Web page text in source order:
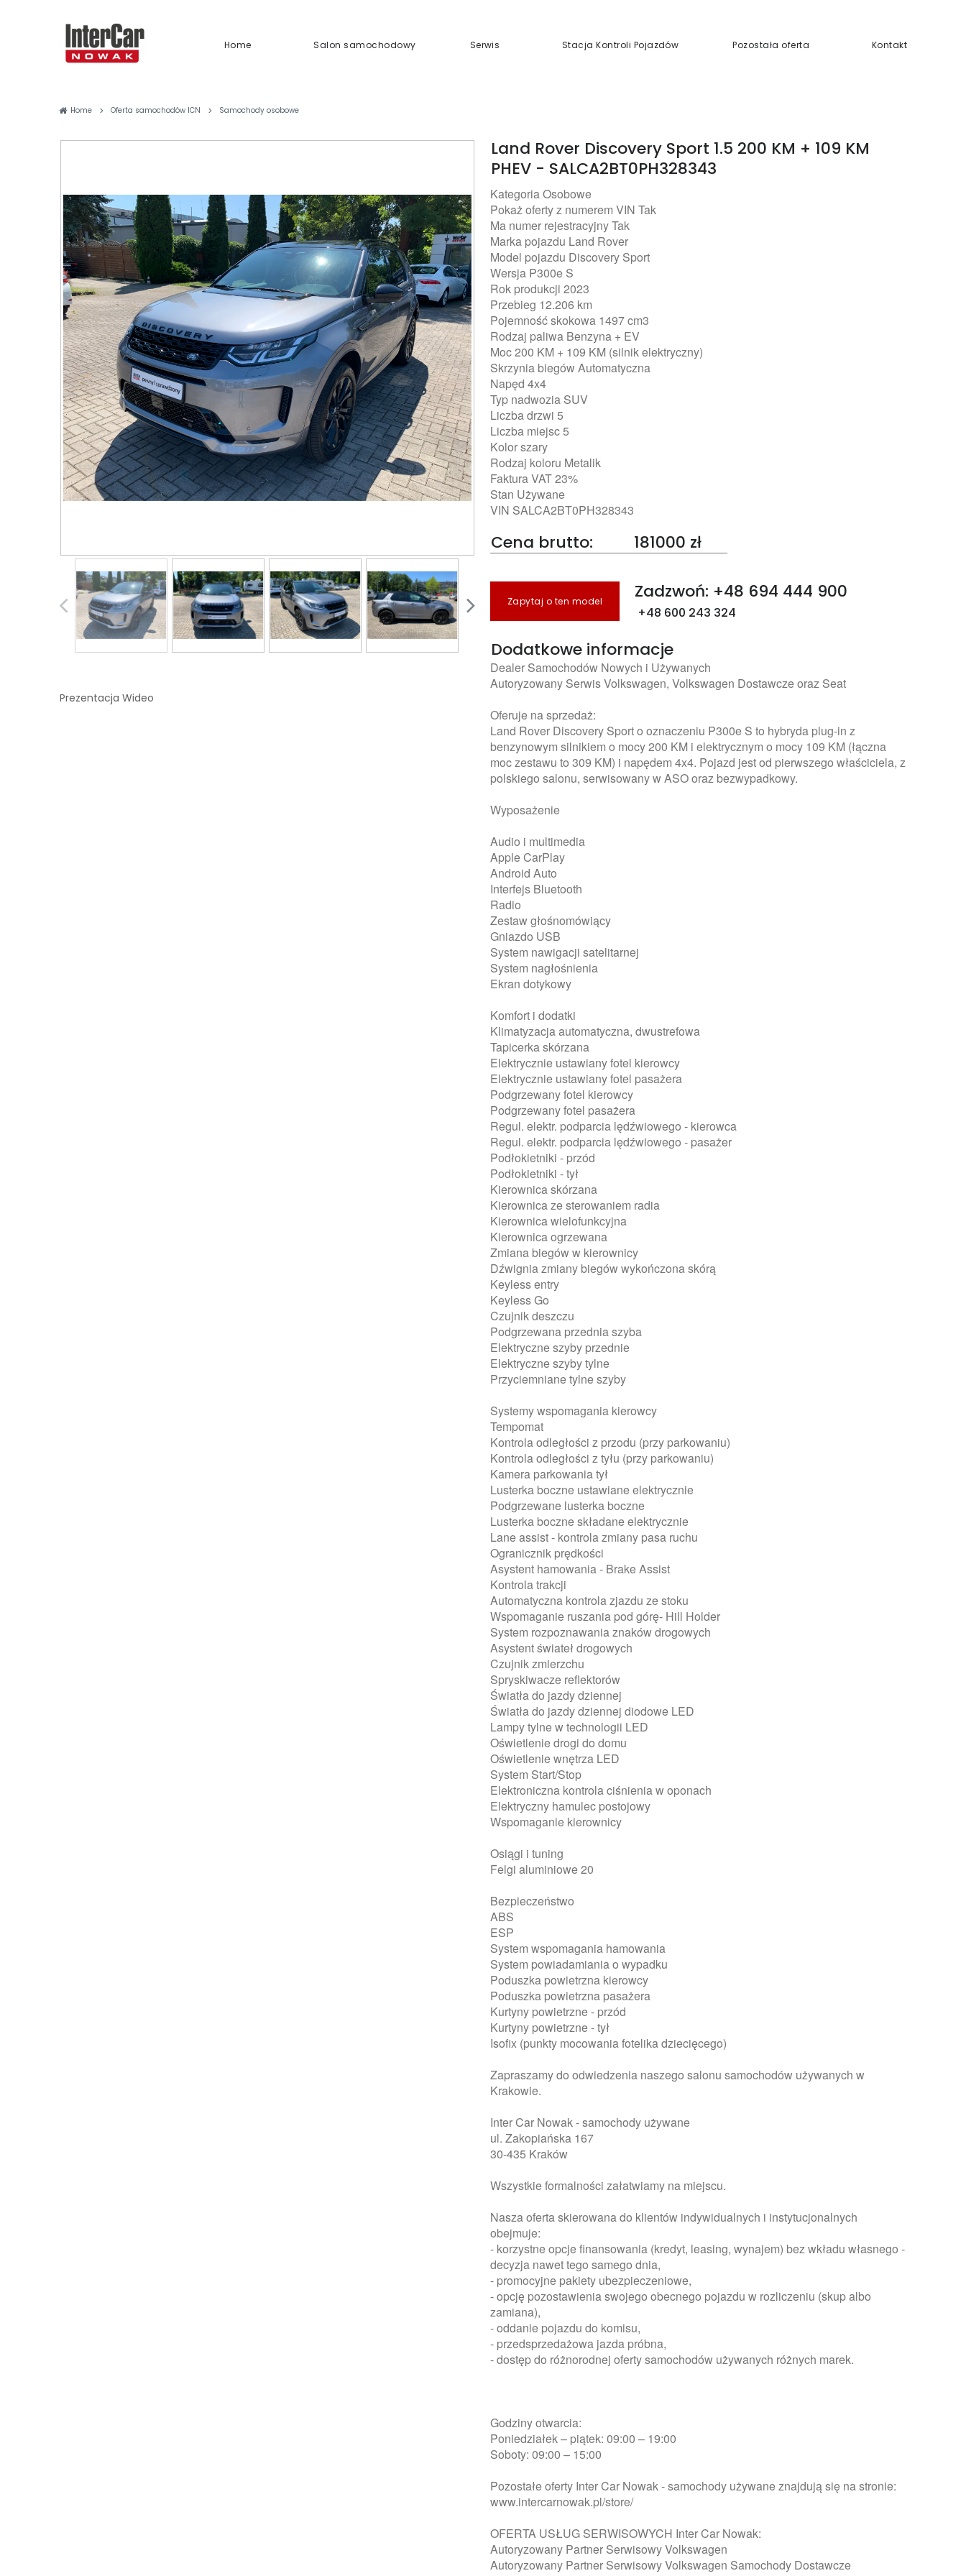
Home Salon samochodowy Serwis Stacja Kontroli Pojazdów Pozostała oferta Kontakt
Home > Oferta samochodów ICN > Samochody osobowe
Prezentacja Wideo
Land Rover Discovery Sport 1.5 200 KM + 109 KM
PHEV - SALCA2BT0PH328343
Kategoria Osobowe
Pokaż oferty z numerem VIN Tak
Ma numer rejestracyjny Tak
Marka pojazdu Land Rover
Model pojazdu Discovery Sport
Wersja P300e S
Rok produkcji 2023
Przebieg 12.206 km
Pojemność skokowa 1497 cm3
Rodzaj paliwa Benzyna + EV
Moc 200 KM + 109 KM (silnik elektryczny)
Skrzynia biegów Automatyczna
Napęd 4x4
Typ nadwozia SUV
Liczba drzwi 5
Liczba miejsc 5
Kolor szary
Rodzaj koloru Metalik
Faktura VAT 23%
Stan Używane
VIN SALCA2BT0PH328343
Cena brutto: 181000 zł
Zapytaj o ten model Zadzwoń: +48 694 444 900
+48 600 243 324
Dodatkowe informacje
Dealer Samochodów Nowych i Używanych
Autoryzowany Serwis Volkswagen, Volkswagen Dostawcze oraz Seat
Oferuje na sprzedaż:
Land Rover Discovery Sport o oznaczeniu P300e S to hybryda plug-in z
benzynowym silnikiem o mocy 200 KM i elektrycznym o mocy 109 KM (łączna
moc zestawu to 309 KM) i napędem 4x4. Pojazd jest od pierwszego właściciela, z
polskiego salonu, serwisowany w ASO oraz bezwypadkowy.
Wyposażenie
Audio i multimedia
Apple CarPlay
Android Auto
Interfejs Bluetooth
Radio
Zestaw głośnomówiący
Gniazdo USB
System nawigacji satelitarnej
System nagłośnienia
Ekran dotykowy
Komfort i dodatki
Klimatyzacja automatyczna, dwustrefowa
Tapicerka skórzana
Elektrycznie ustawiany fotel kierowcy
Elektrycznie ustawiany fotel pasażera
Podgrzewany fotel kierowcy
Podgrzewany fotel pasażera
Regul. elektr. podparcia lędźwiowego - kierowca
Regul. elektr. podparcia lędźwiowego - pasażer
Podłokietniki - przód
Podłokietniki - tył
Kierownica skórzana
Kierownica ze sterowaniem radia
Kierownica wielofunkcyjna
Kierownica ogrzewana
Zmiana biegów w kierownicy
Dźwignia zmiany biegów wykończona skórą
Keyless entry
Keyless Go
Czujnik deszczu
Podgrzewana przednia szyba
Elektryczne szyby przednie
Elektryczne szyby tylne
Przyciemniane tylne szyby
Systemy wspomagania kierowcy
Tempomat
Kontrola odległości z przodu (przy parkowaniu)
Kontrola odległości z tyłu (przy parkowaniu)
Kamera parkowania tył
Lusterka boczne ustawiane elektrycznie
Podgrzewane lusterka boczne
Lusterka boczne składane elektrycznie
Lane assist - kontrola zmiany pasa ruchu
Ogranicznik prędkości
Asystent hamowania - Brake Assist
Kontrola trakcji
Automatyczna kontrola zjazdu ze stoku
Wspomaganie ruszania pod górę- Hill Holder
System rozpoznawania znaków drogowych
Asystent świateł drogowych
Czujnik zmierzchu
Spryskiwacze reflektorów
Światła do jazdy dziennej
Światła do jazdy dziennej diodowe LED
Lampy tylne w technologii LED
Oświetlenie drogi do domu
Oświetlenie wnętrza LED
System Start/Stop
Elektroniczna kontrola ciśnienia w oponach
Elektryczny hamulec postojowy
Wspomaganie kierownicy
Osiągi i tuning
Felgi aluminiowe 20
Bezpieczeństwo
ABS
ESP
System wspomagania hamowania
System powiadamiania o wypadku
Poduszka powietrzna kierowcy
Poduszka powietrzna pasażera
Kurtyny powietrzne - przód
Kurtyny powietrzne - tył
Isofix (punkty mocowania fotelika dziecięcego)
Zapraszamy do odwiedzenia naszego salonu samochodów używanych w
Krakowie.
Inter Car Nowak - samochody używane
ul. Zakopiańska 167
30-435 Kraków
Wszystkie formalności załatwiamy na miejscu.
Nasza oferta skierowana do klientów indywidualnych i instytucjonalnych
obejmuje:
- korzystne opcje finansowania (kredyt, leasing, wynajem) bez wkładu własnego -
decyzja nawet tego samego dnia,
- promocyjne pakiety ubezpieczeniowe,
- opcję pozostawienia swojego obecnego pojazdu w rozliczeniu (skup albo
zamiana),
- oddanie pojazdu do komisu,
- przedsprzedażowa jazda próbna,
- dostęp do różnorodnej oferty samochodów używanych różnych marek.
Godziny otwarcia:
Poniedziałek – piątek: 09:00 – 19:00
Soboty: 09:00 – 15:00
Pozostałe oferty Inter Car Nowak - samochody używane znajdują się na stronie:
www.intercarnowak.pl/store/
OFERTA USŁUG SERWISOWYCH Inter Car Nowak:
Autoryzowany Partner Serwisowy Volkswagen
Autoryzowany Partner Serwisowy Volkswagen Samochody Dostawcze